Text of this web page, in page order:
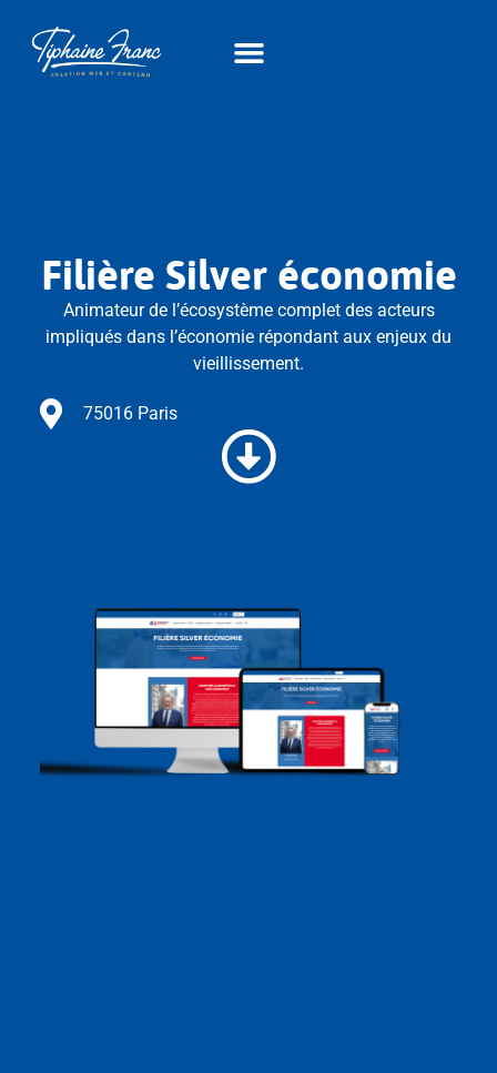
Filière Silver économie
Animateur de l’écosystème complet des acteurs
impliqués dans l’économie répondant aux enjeux du
vieillissement.
75016 Paris